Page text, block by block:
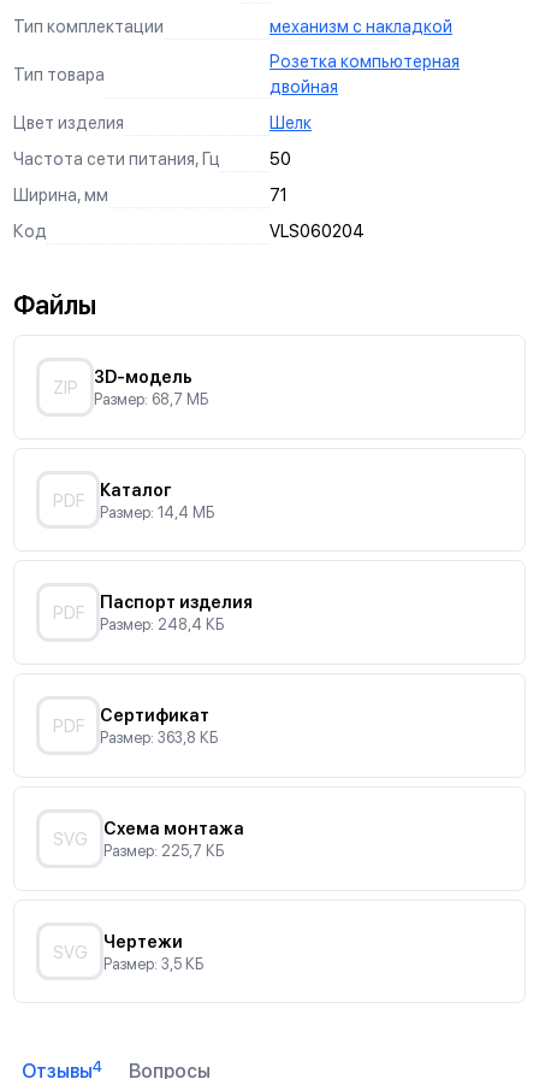
Тип комплектации
механизм с накладкой
Тип товара
Розетка компьютерная
двойная
Цвет изделия
Шелк
Частота сети питания, Гц
50
Ширина, мм
71
Код
VLS060204
Файлы
ZIP
3D-модель
Размер: 68,7 МБ
PDF
Каталог
Размер: 14,4 МБ
PDF
Паспорт изделия
Размер: 248,4 КБ
PDF
Сертификат
Размер: 363,8 КБ
SVG
Схема монтажа
Размер: 225,7 КБ
SVG
Чертежи
Размер: 3,5 КБ
Отзывы4 Вопросы